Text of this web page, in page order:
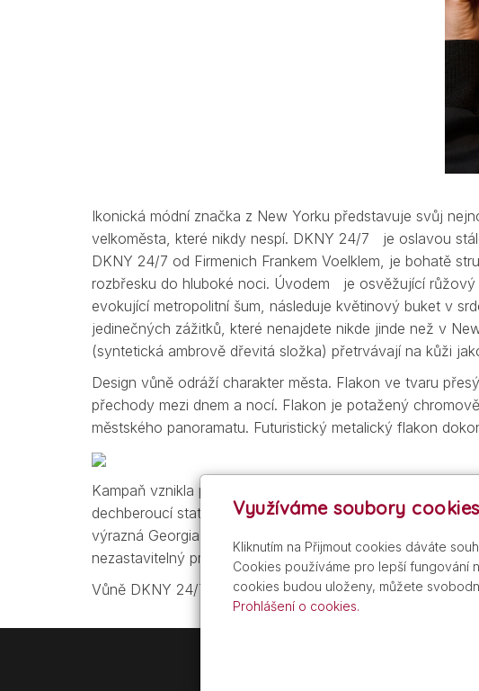
Ikonická módní značka z New Yorku představuje svůj
velkoměsta, které nikdy nespí. DKNY 24/7 je oslavou
DKNY 24/7 od Firmenich Frankem Voelklem, je bohatě
rozbřesku do hluboké noci. Úvodem je osvěžující růžový
evokující metropolitní šum, následuje květinový buket v
jedinečných zážitků, které nenajdete nikde jinde než v
(syntetická ambrově dřevitá složka) přetrvávají na kůži
Design vůně odráží charakter města. Flakon ve tvaru
přechody mezi dnem a nocí. Flakon je potažený
městského panoramatu. Futuristický metalický flakon
Kampaň vznikla pod kreativním vedením Treaye Lairda,
dechberoucí statické snímky, zatímco Theo Stanley
výrazná Georgia Palmer, jejíž nezkrotná energie souzní
nezastavitelný proud času, sílu ženskosti a rozmanitost
Vůně DKNY 24/7 bude k dostání od září ve vybraných
Využíváme soubory cookies
Kliknutím na Přijmout cookies dáváte
Cookies používáme pro lepší fungování
cookies budou uloženy, můžete
Prohlášení o cookies.